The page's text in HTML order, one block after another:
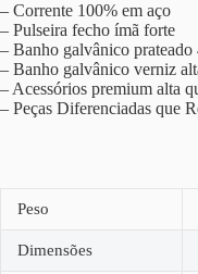
– Corrente 100% em aço
– Pulseira fecho ímã forte
– Banho galvânico prateado
– Banho galvânico verniz
– Acessórios premium alta
– Peças Diferenciadas que
Peso
Dimensões